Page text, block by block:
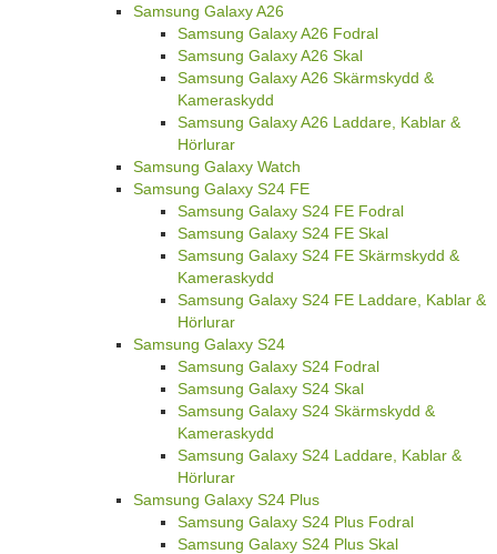
Samsung Galaxy A26
Samsung Galaxy A26 Fodral
Samsung Galaxy A26 Skal
Samsung Galaxy A26 Skärmskydd &
Kameraskydd
Samsung Galaxy A26 Laddare, Kablar &
Hörlurar
Samsung Galaxy Watch
Samsung Galaxy S24 FE
Samsung Galaxy S24 FE Fodral
Samsung Galaxy S24 FE Skal
Samsung Galaxy S24 FE Skärmskydd &
Kameraskydd
Samsung Galaxy S24 FE Laddare, Kablar &
Hörlurar
Samsung Galaxy S24
Samsung Galaxy S24 Fodral
Samsung Galaxy S24 Skal
Samsung Galaxy S24 Skärmskydd &
Kameraskydd
Samsung Galaxy S24 Laddare, Kablar &
Hörlurar
Samsung Galaxy S24 Plus
Samsung Galaxy S24 Plus Fodral
Samsung Galaxy S24 Plus Skal